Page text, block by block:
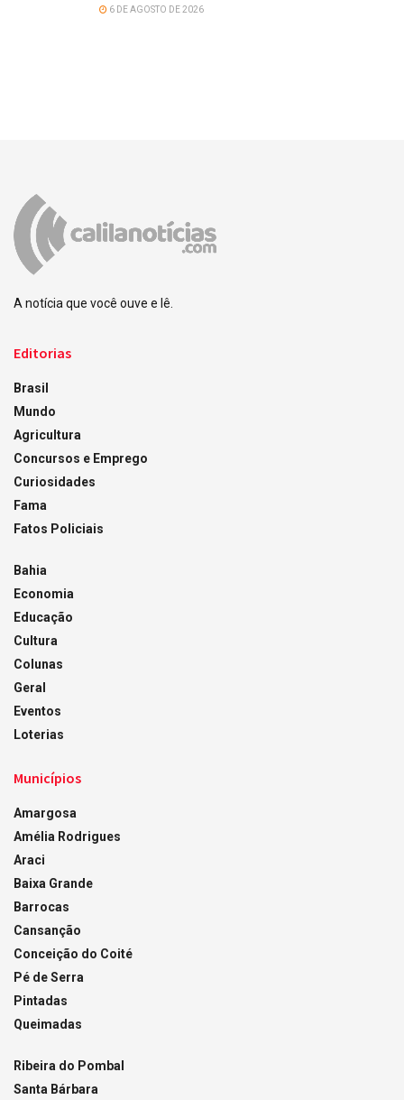
6 DE AGOSTO DE 2026
A notícia que você ouve e lê.
Editorias
Brasil
Mundo
Agricultura
Concursos e Emprego
Curiosidades
Fama
Fatos Policiais
Bahia
Economia
Educação
Cultura
Colunas
Geral
Eventos
Loterias
Municípios
Amargosa
Amélia Rodrigues
Araci
Baixa Grande
Barrocas
Cansanção
Conceição do Coité
Pé de Serra
Pintadas
Queimadas
Ribeira do Pombal
Santa Bárbara